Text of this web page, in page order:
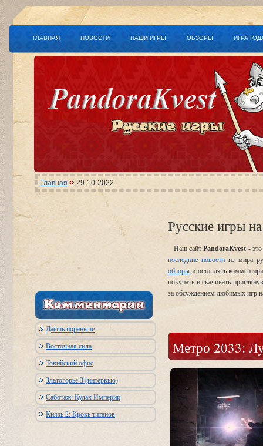
ГЛАВНАЯ НОВОСТИ НАШИ ИГРЫ ОБЗОРЫ ИГРА
Главная 29-10-2022
Даёшь пораньше
Восточная сила
Токийский офис
Златогорье 3 (интервью)
Саботаж: Кулак Империи
Князь 2: Кровь титанов
Русские игры
Наш сайтPandoraKvest -
последние новости из мира
обзоры и оставлять
покупать и скачивать
за обсуждением любимых игр
Метро 2033: